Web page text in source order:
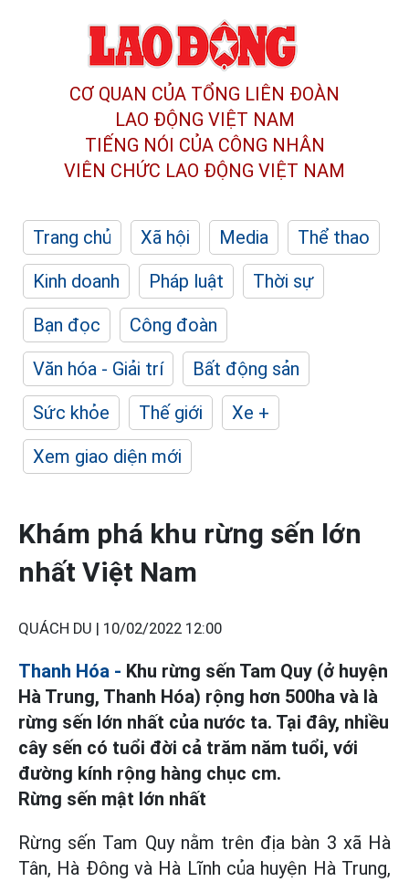
CƠ QUAN CỦA TỔNG LIÊN ĐOÀN
LAO ĐỘNG VIỆT NAM
TIẾNG NÓI CỦA CÔNG NHÂN
VIÊN CHỨC LAO ĐỘNG VIỆT NAM
Trang chủ Xã hội Media
Thể thao
Kinh doanh
Pháp luật
Thời sự
Bạn đọc
Công đoàn
Văn hóa - Giải trí
Bất động sản
Sức khỏe
Thế giới
Xe +
Xem giao diện mới
Khám phá khu rừng sến lớn
nhất Việt Nam
QUÁCH DU | 10/02/2022 12:00
Thanh Hóa - Khu rừng sến Tam Quy (ở huyện
Hà Trung, Thanh Hóa) rộng hơn 500ha và là
rừng sến lớn nhất của nước ta. Tại đây, nhiều
cây sến có tuổi đời cả trăm năm tuổi, với
đường kính rộng hàng chục cm.
Rừng sến mật lớn nhất
Rừng sến Tam Quy nằm trên địa bàn 3 xã Hà
Tân, Hà Đông và Hà Lĩnh của huyện Hà Trung,